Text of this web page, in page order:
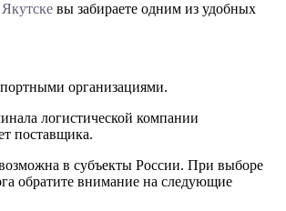
Якутске вы забираете одним из удобных
организациями.
логистической компании
поставщика.
в субъекты России. При выборе
обратите внимание на следующие